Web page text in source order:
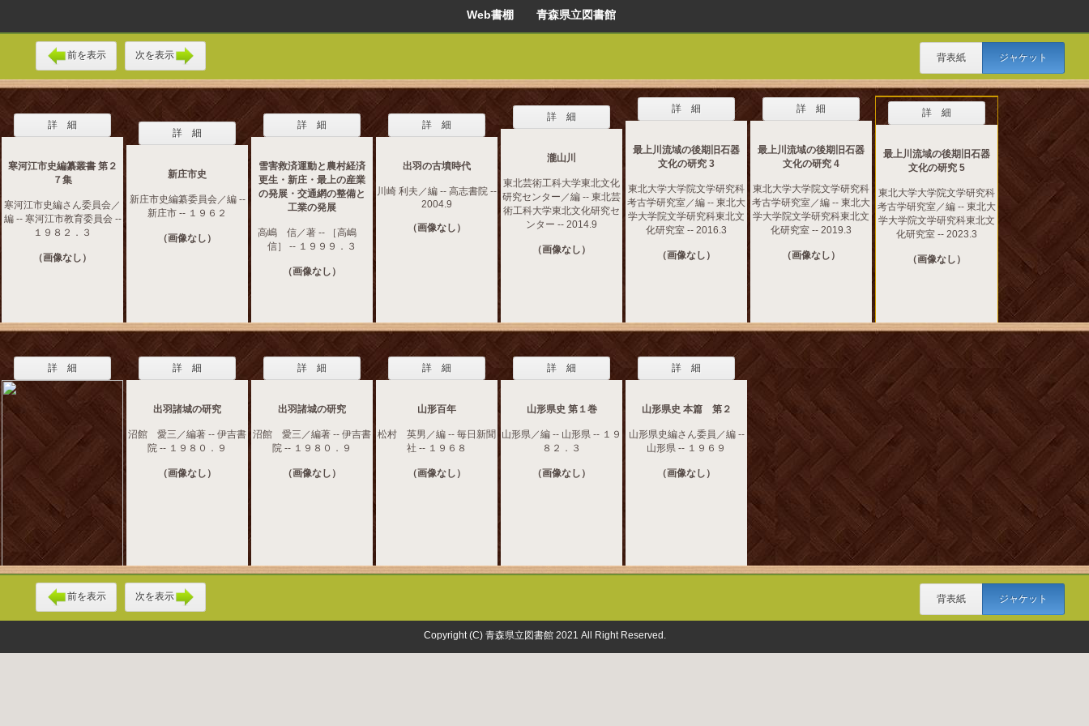
Web書棚 青森県立図書館
前を表示 次を表示 背表紙 ジャケット
詳 細
寒河江市史編纂叢書 第２
７集
寒河江市史編さん委員会／
編 -- 寒河江市教育委員会 --
１９８２．３
（画像なし）
詳 細
新庄市史
新庄市史編纂委員会／編 --
新庄市 -- １９６２
（画像なし）
詳 細
雪害救済運動と農村経済
更生・新庄・最上の産業
の発展・交通網の整備と
工業の発展
高嶋 信／著 -- ［高嶋
信］ -- １９９９．３
（画像なし）
詳 細
出羽の古墳時代
川崎 利夫／編 -- 高志書院 --
2004.9
（画像なし）
詳 細
瀧山川
東北芸術工科大学東北文化
研究センター／編 -- 東北芸
術工科大学東北文化研究セ
ンター -- 2014.9
（画像なし）
詳 細
最上川流域の後期旧石器
文化の研究 3
東北大学大学院文学研究科
考古学研究室／編 -- 東北大
学大学院文学研究科東北文
化研究室 -- 2016.3
（画像なし）
詳 細
最上川流域の後期旧石器
文化の研究 4
東北大学大学院文学研究科
考古学研究室／編 -- 東北大
学大学院文学研究科東北文
化研究室 -- 2019.3
（画像なし）
詳 細
最上川流域の後期旧石器
文化の研究 5
東北大学大学院文学研究科
考古学研究室／編 -- 東北大
学大学院文学研究科東北文
化研究室 -- 2023.3
（画像なし）
詳 細 詳 細
出羽諸城の研究
沼館 愛三／編著 -- 伊吉書
院 -- １９８０．９
（画像なし）
詳 細
出羽諸城の研究
沼館 愛三／編著 -- 伊吉書
院 -- １９８０．９
（画像なし）
詳 細
山形百年
松村 英男／編 -- 毎日新聞
社 -- １９６８
（画像なし）
詳 細
山形県史 第１巻
山形県／編 -- 山形県 -- １９
８２．３
（画像なし）
詳 細
山形県史 本篇 第２
山形県史編さん委員／編 --
山形県 -- １９６９
（画像なし）
前を表示 次を表示 背表紙 ジャケット
Copyright (C) 青森県立図書館 2021 All Right Reserved.